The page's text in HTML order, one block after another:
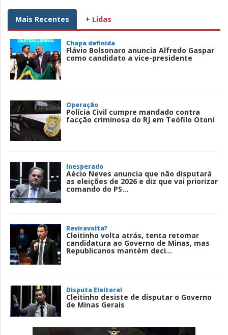
Mais Recentes + Lidas
Chapa definida
Flávio Bolsonaro anuncia Alfredo Gaspar
como candidato a vice-presidente
Operação
Polícia Civil cumpre mandado contra
facção criminosa do RJ em Teófilo Otoni
Inesperado
Aécio Neves anuncia que não disputará
as eleições de 2026 e diz que vai priorizar
comando do PS...
Reviravolta?
Cleitinho volta atrás, tenta retomar
candidatura ao Governo de Minas, mas
Republicanos mantém deci...
Disputa Eleitoral
Cleitinho desiste de disputar o Governo
de Minas Gerais